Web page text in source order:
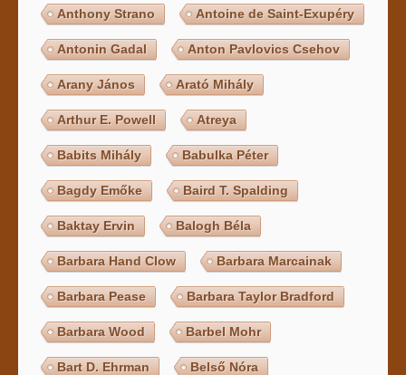
Anthony Strano Antoine de Saint-Exupéry
Antonin Gadal Anton Pavlovics Csehov
Arany János Arató Mihály
Arthur E. Powell Atreya
Babits Mihály Babulka Péter
Bagdy Emőke Baird T. Spalding
Baktay Ervin Balogh Béla
Barbara Hand Clow Barbara Marcainak
Barbara Pease Barbara Taylor Bradford
Barbara Wood Barbel Mohr
Bart D. Ehrman Belső Nóra